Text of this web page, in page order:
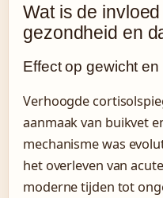
Wat is de
gezondheid en
Effect op gewicht
Verhoogde
aanmaak van buikvet
mechanisme was
het overleven van
moderne tijden tot